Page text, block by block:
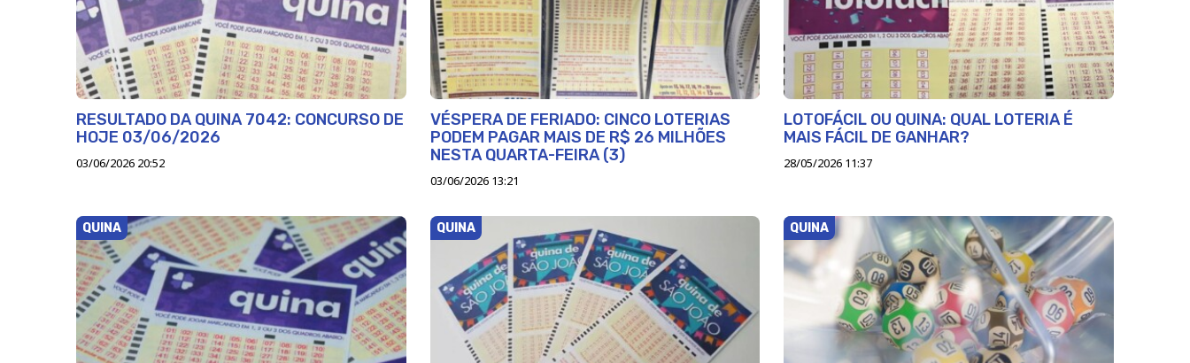
RESULTADO DA QUINA 7042: CONCURSO DE
HOJE 03/06/2026
03/06/2026 20:52
VÉSPERA DE FERIADO: CINCO LOTERIAS
PODEM PAGAR MAIS DE R$ 26 MILHÕES
NESTA QUARTA-FEIRA (3)
03/06/2026 13:21
LOTOFÁCIL OU QUINA: QUAL LOTERIA É
MAIS FÁCIL DE GANHAR?
28/05/2026 11:37
QUINA QUINA QUINA